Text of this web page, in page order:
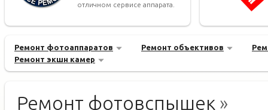
отличном сервисе аппарата.
Ремонт фотоаппаратов Ремонт объективов
Ремонт экшн камер
Ремонт фотовспышек »